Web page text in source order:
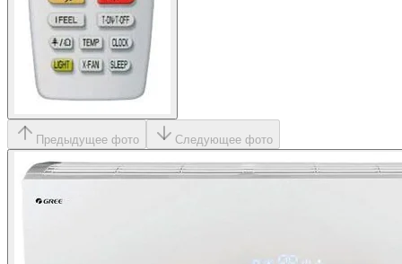
Предыдущее фото Следующее фото